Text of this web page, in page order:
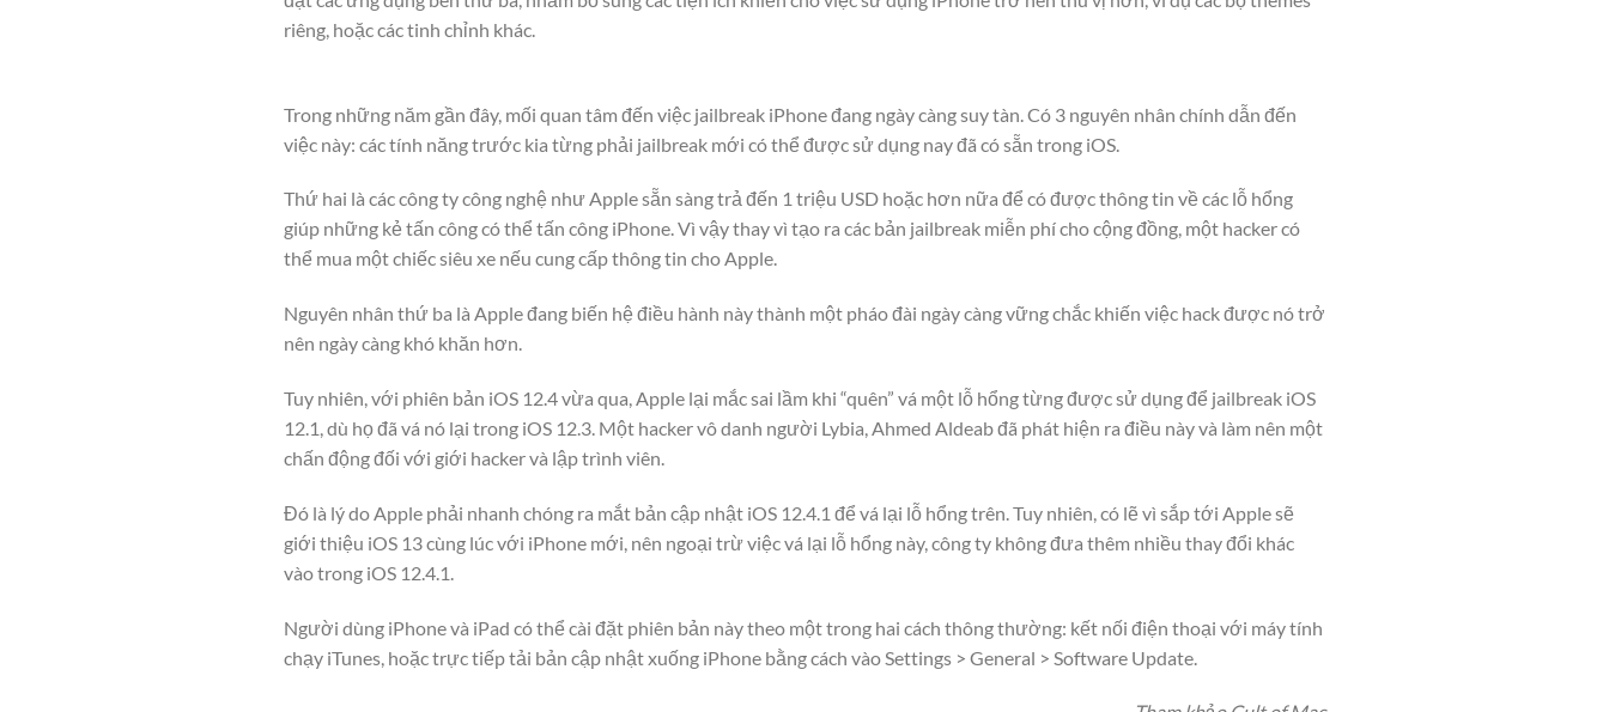
riêng, hoặc các tinh chỉnh khác.
Trong những năm gần đây, mối quan tâm đến việc jailbreak iPhone đang ngày càng suy tàn. Có 3 nguyên nhân chính dẫn đến
việc này: các tính năng trước kia từng phải jailbreak mới có thể được sử dụng nay đã có sẵn trong iOS.
Thứ hai là các công ty công nghệ như Apple sẵn sàng trả đến 1 triệu USD hoặc hơn nữa để có được thông tin về các lỗ hổng
giúp những kẻ tấn công có thể tấn công iPhone. Vì vậy thay vì tạo ra các bản jailbreak miễn phí cho cộng đồng, một hacker có
thể mua một chiếc siêu xe nếu cung cấp thông tin cho Apple.
Nguyên nhân thứ ba là Apple đang biến hệ điều hành này thành một pháo đài ngày càng vững chắc khiến việc hack được nó trở
nên ngày càng khó khăn hơn.
Tuy nhiên, với phiên bản iOS 12.4 vừa qua, Apple lại mắc sai lầm khi “quên” vá một lỗ hổng từng được sử dụng để jailbreak iOS
12.1, dù họ đã vá nó lại trong iOS 12.3. Một hacker vô danh người Lybia, Ahmed Aldeab đã phát hiện ra điều này và làm nên một
chấn động đối với giới hacker và lập trình viên.
Đó là lý do Apple phải nhanh chóng ra mắt bản cập nhật iOS 12.4.1 để vá lại lỗ hổng trên. Tuy nhiên, có lẽ vì sắp tới Apple sẽ
giới thiệu iOS 13 cùng lúc với iPhone mới, nên ngoại trừ việc vá lại lỗ hổng này, công ty không đưa thêm nhiều thay đổi khác
vào trong iOS 12.4.1.
Người dùng iPhone và iPad có thể cài đặt phiên bản này theo một trong hai cách thông thường: kết nối điện thoại với máy tính
chạy iTunes, hoặc trực tiếp tải bản cập nhật xuống iPhone bằng cách vào Settings > General > Software Update.